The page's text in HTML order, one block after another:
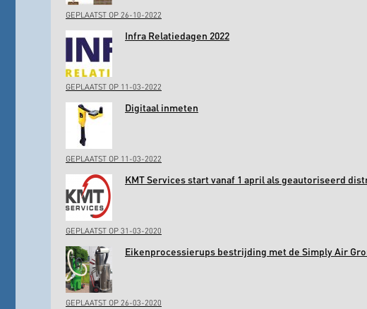
GEPLAATST OP 26-10-2022
Infra Relatiedagen 2022
GEPLAATST OP 11-03-2022
Digitaal inmeten
GEPLAATST OP 11-03-2022
KMT Services start vanaf 1 april als geautoriseerd
GEPLAATST OP 31-03-2020
Eikenprocessierups bestrijding met de Simply Air
GEPLAATST OP 26-03-2020